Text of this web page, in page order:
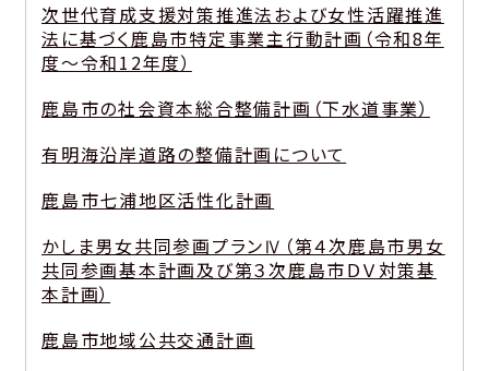
次世代育成支援対策推進法および女性活躍推進
法に基づく鹿島市特定事業主行動計画（令和8年
度～令和12年度）
鹿島市の社会資本総合整備計画（下水道事業）
有明海沿岸道路の整備計画について
鹿島市七浦地区活性化計画
かしま男女共同参画プランⅣ（第４次鹿島市男女
共同参画基本計画及び第３次鹿島市ＤＶ対策基
本計画）
鹿島市地域公共交通計画